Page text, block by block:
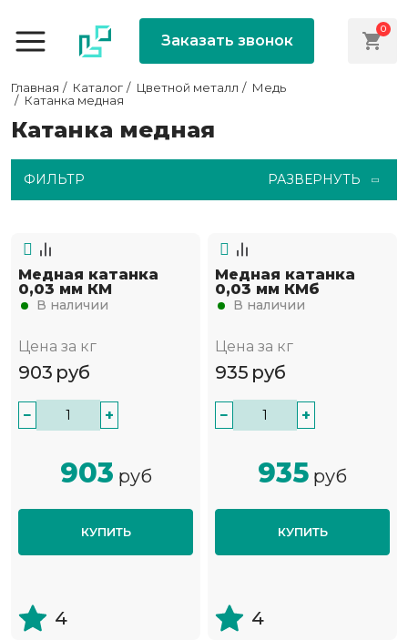
Заказать звонок
0
Главная Каталог Цветной металл
Медь
Катанка медная
Катанка медная
ФИЛЬТР РАЗВЕРНУТЬ
Медная катанка
0,03 мм КМ
В наличии
Цена за кг
903 руб
− +
903 руб
КУПИТЬ
4
Медная катанка
0,03 мм КМб
В наличии
Цена за кг
935 руб
− +
935 руб
КУПИТЬ
4